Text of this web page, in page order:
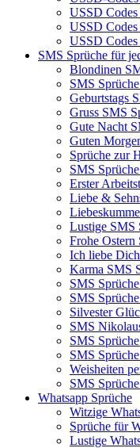
USSD
USSD
USSD Codes
SMS Sprüche für
Blondinen
SMS
Geburtstags
Gruss SMS
Gute Nacht
Guten
Sprüche zur
SMS
Erster
Liebe &
Lustige SMS
Frohe Ostern
Ich liebe
Karma SMS
SMS
SMS
Silvester
SMS
SMS
SMS
Weisheiten
SMS
Whatsapp Sprüche
Witzige
Sprüche für
Lustige